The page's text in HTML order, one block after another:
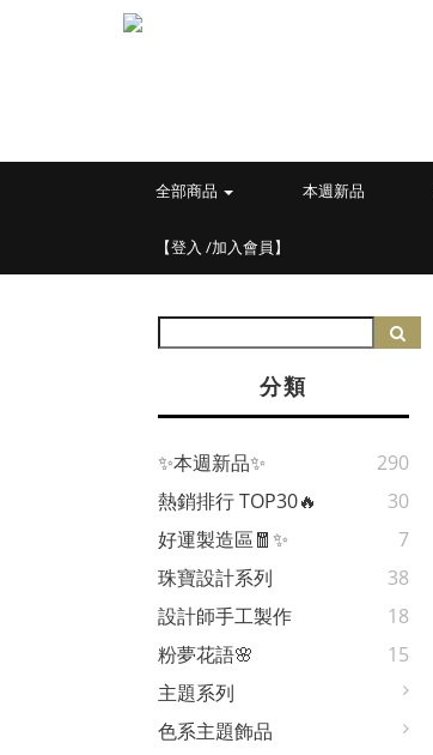
全部商品 本週新品
【登入 /加入會員】
分類
✨本週新品✨
290
熱銷排行 TOP30🔥
30
好運製造區🧧✨
7
珠寶設計系列
38
設計師手工製作
18
粉夢花語🌸
15
主題系列
色系主題飾品